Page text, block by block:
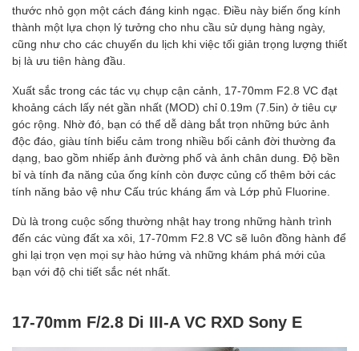
thước nhỏ gọn một cách đáng kinh ngạc. Điều này biến ống kính
thành một lựa chọn lý tưởng cho nhu cầu sử dụng hàng ngày,
cũng như cho các chuyến du lịch khi việc tối giản trọng lượng thiết
bị là ưu tiên hàng đầu.
Xuất sắc trong các tác vụ chụp cận cảnh, 17-70mm F2.8 VC đạt
khoảng cách lấy nét gần nhất (MOD) chỉ 0.19m (7.5in) ở tiêu cự
góc rộng. Nhờ đó, bạn có thể dễ dàng bắt trọn những bức ảnh
độc đáo, giàu tính biểu cảm trong nhiều bối cảnh đời thường đa
dạng, bao gồm nhiếp ảnh đường phố và ảnh chân dung. Độ bền
bỉ và tính đa năng của ống kính còn được củng cố thêm bởi các
tính năng bảo vệ như Cấu trúc kháng ẩm và Lớp phủ Fluorine.
Dù là trong cuộc sống thường nhật hay trong những hành trình
đến các vùng đất xa xôi, 17-70mm F2.8 VC sẽ luôn đồng hành để
ghi lại trọn vẹn mọi sự hào hứng và những khám phá mới của
bạn với độ chi tiết sắc nét nhất.
17-70mm F/2.8 Di III-A VC RXD Sony E